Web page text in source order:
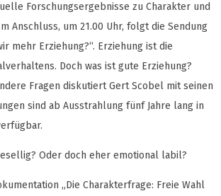
Forschungsergebnisse zu Charakter und
Anschluss, um 21.00 Uhr, folgt die Sendung
mehr Erziehung?“. Erziehung ist die
Doch was ist gute Erziehung?
Fragen diskutiert Gert Scobel mit seinen
sind ab Ausstrahlung fünf Jahre lang in
Oder doch eher emotional labil?
„Die Charakterfrage: Freie Wahl